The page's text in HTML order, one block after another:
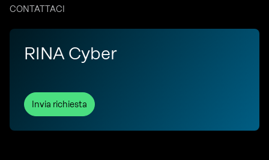
CONTATTACI
RINA Cyber
Invia richiesta